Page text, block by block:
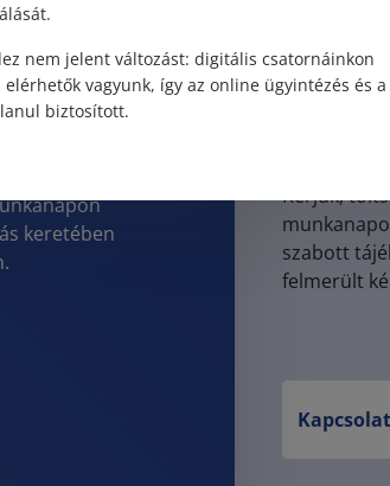
keretében
Meglévő
Lépjen
Kérjük,
szabott
felmerült
nem jelent változást: digitális csatornáinkon
vagyunk, így az online ügyintézés és a
biztosított.